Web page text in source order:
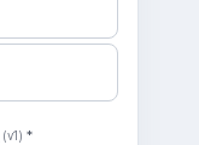
(v1) *